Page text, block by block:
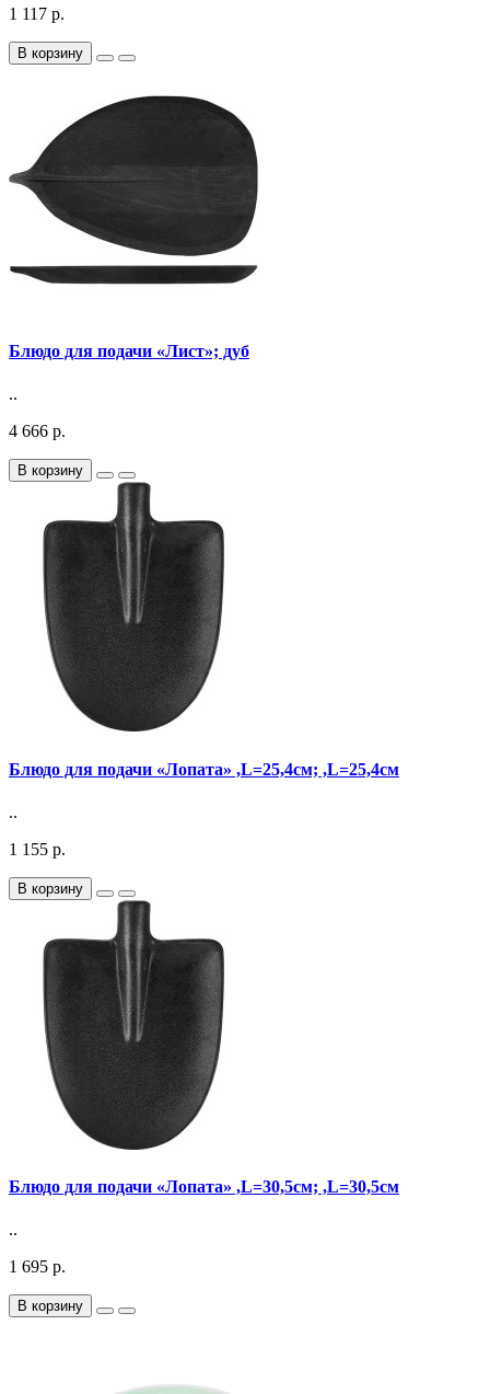
1 117 р.
В корзину
Блюдо для подачи «Лист»; дуб
..
4 666 р.
В корзину
Блюдо для подачи «Лопата» ,L=25,4см; ,L=25,4см
..
1 155 р.
В корзину
Блюдо для подачи «Лопата» ,L=30,5см; ,L=30,5см
..
1 695 р.
В корзину